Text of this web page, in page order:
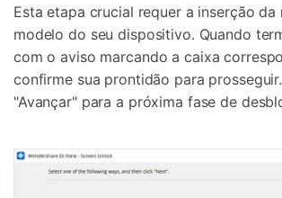
Esta etapa crucial requer a inserção da
modelo do seu dispositivo. Quando
com o aviso marcando a caixa
confirme sua prontidão para
"Avançar" para a próxima fase de